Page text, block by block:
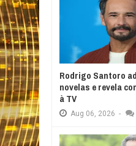
Rodrigo Santoro
novelas e revela
à TV
Aug 06, 2026 -